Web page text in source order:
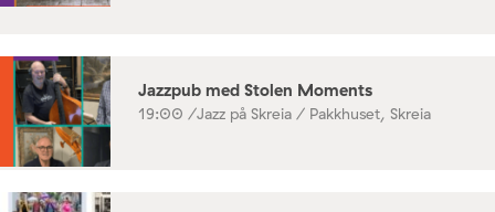
Jazzpub med Stolen Moments
19:00 /Jazz på Skreia / Pakkhuset, Skreia